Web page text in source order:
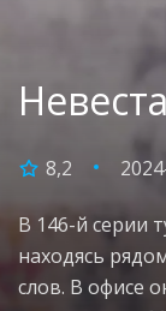
8,2
В 146-й серии
находясь
слов. В офисе